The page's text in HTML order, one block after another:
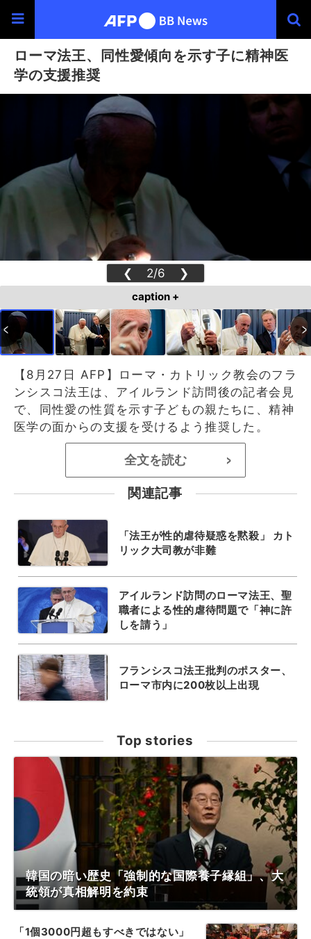
ローマ法王、同性愛傾向を示す子に精神医
学の支援推奨
❮ 2/6 ❯
caption +
【8月27日 AFP】ローマ・カトリック教会のフラ
ンシスコ法王は、アイルランド訪問後の記者会見
で、同性愛の性質を示す子どもの親たちに、精神
医学の面からの支援を受けるよう推奨した。
全文を読む >
関連記事
「法王が性的虐待疑惑を黙殺」 カト
リック大司教が非難
アイルランド訪問のローマ法王、聖
職者による性的虐待問題で「神に許
しを請う」
フランシスコ法王批判のポスター、
ローマ市内に200枚以上出現
Top stories
韓国の暗い歴史「強制的な国際養子縁組」、大
統領が真相解明を約束
「1個3000円超もすべきではない」